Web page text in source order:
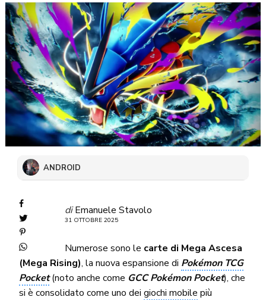
ANDROID
di Emanuele Stavolo
31 OTTOBRE 2025
Numerose sono le carte di Mega Ascesa
(Mega Rising), la nuova espansione di Pokémon TCG
Pocket(noto anche come GCC Pokémon Pocket), che
si è consolidato come uno deigiochi mobile più